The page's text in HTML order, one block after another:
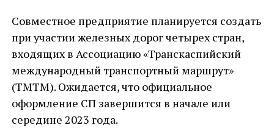
Совместное предприятие планируется создать
при участии железных дорог четырех стран,
входящих в Ассоциацию «Транскаспийский
международный транспортный маршрут»
(ТМТМ). Ожидается, что официальное
оформление СП завершится в начале или
середине 2023 года.